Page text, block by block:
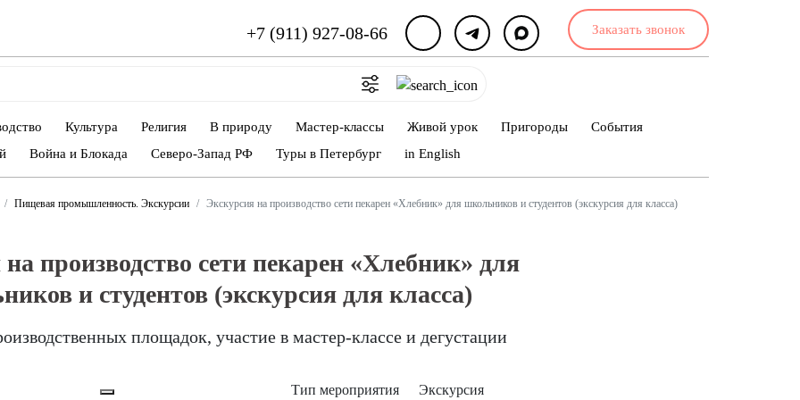
+7 (911) 927-08-66 Заказать звонок
Культура Религия В природу Мастер-классы Живой урок Пригороды
События
Война и Блокада Северо-Запад РФ Туры в Петербург in English
Пищевая промышленность. Экскурсии Экскурсия на производство сети пекарен «Хлебник» для школьников и студентов (экскурсия для класса)
производство сети пекарен «Хлебник» для
и студентов (экскурсия для класса)
площадок, участие в мастер-классе и дегустации
Тип мероприятия Экскурсия